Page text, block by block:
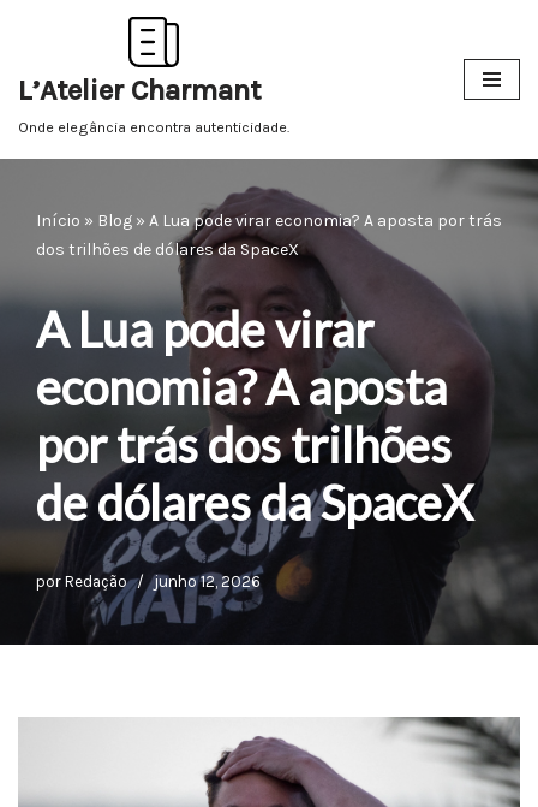
para
o
L’Atelier Charmant
Onde elegância encontra autenticidade.
Início » Blog » A Lua pode virar economia? A aposta por trás
dos trilhões de dólares da SpaceX
A Lua pode virar
economia? A aposta
por trás dos trilhões
de dólares da SpaceX
por Redação junho 12, 2026